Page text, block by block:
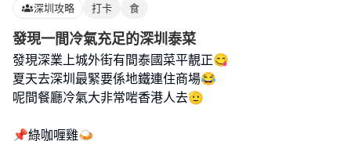
深圳攻略 打卡 食
發現一間冷氣充足的深圳泰菜
發現深業上城外街有間泰國菜平靚正😋
夏天去深圳最緊要係地鐵連住商場😂
呢間餐廳冷氣大非常啱香港人去🫡
📌綠咖喱雞🍛